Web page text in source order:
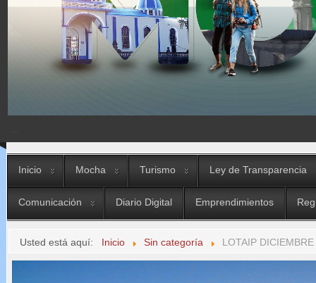
Inicio Mocha Turismo Ley de Transparencia
Comunicación Diario Digital Emprendimientos
Usted está aquí: Inicio Sin categoría LOTAIP